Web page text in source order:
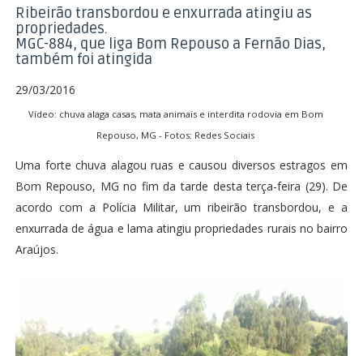
o
k
g
e
r
p
p
r
a
m
Ribeirão transbordou e enxurrada atingiu as
propriedades.
MGC-884, que liga Bom Repouso a Fernão Dias,
também foi atingida
29/03/2016
Vídeo: chuva alaga casas, mata animais e interdita rodovia em Bom
Repouso, MG - Fotos: Redes Sociais
Uma forte chuva alagou ruas e causou diversos estragos em
Bom Repouso, MG no fim da tarde desta terça-feira (29). De
acordo com a Polícia Militar, um ribeirão transbordou, e a
enxurrada de água e lama atingiu propriedades rurais no bairro
Araújos.